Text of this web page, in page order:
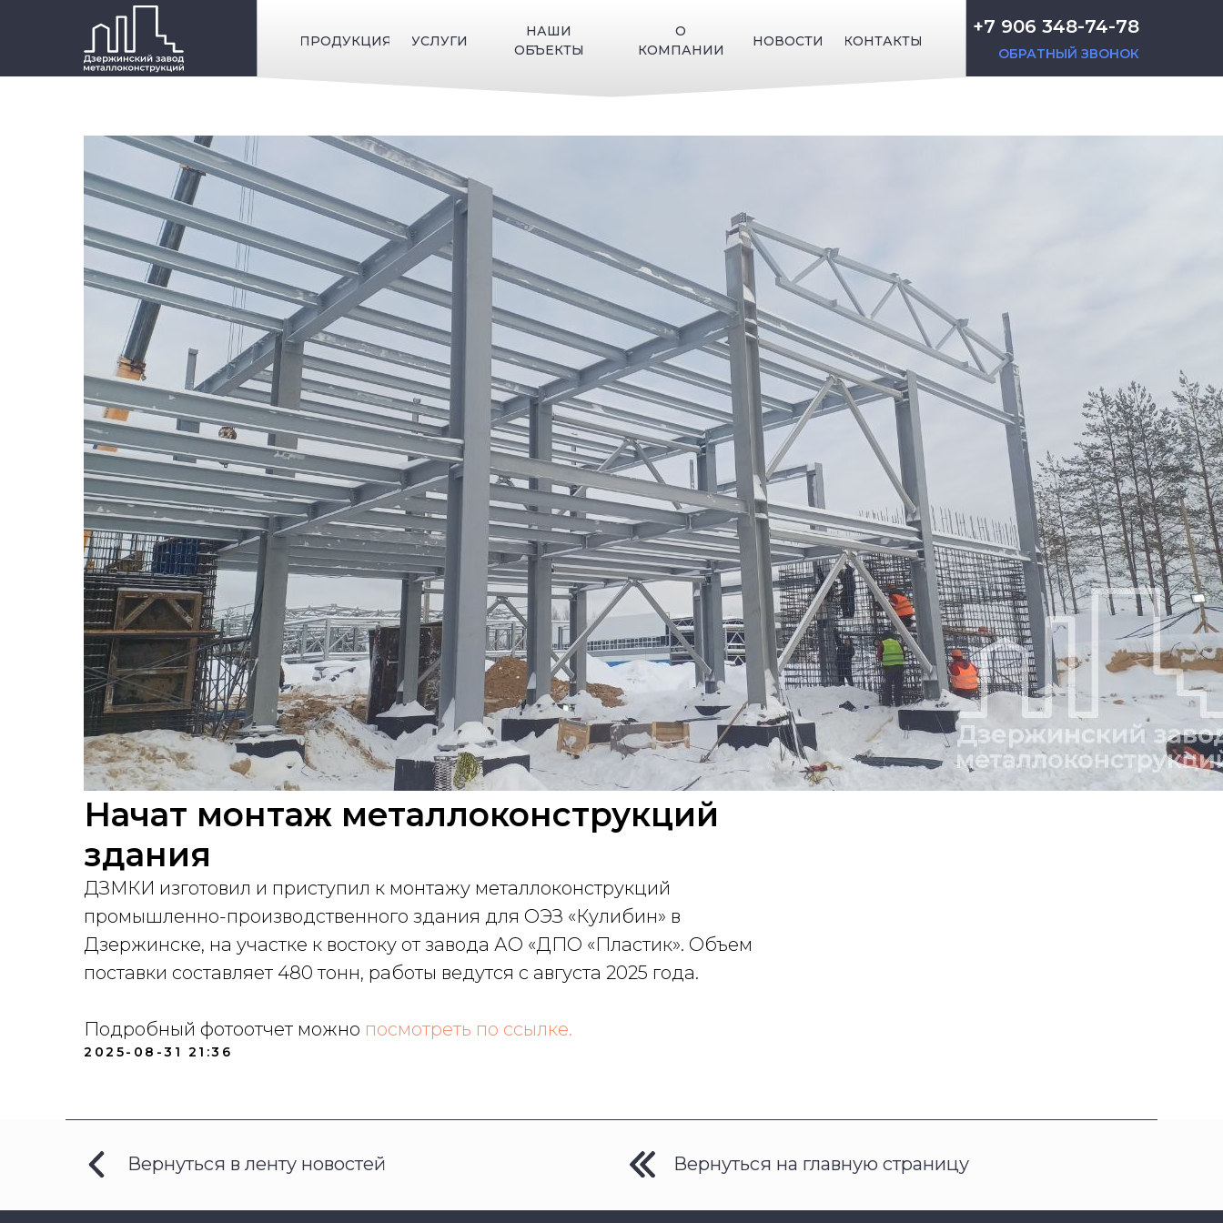
+7 906 348-74-78
ОБРАТНЫЙ ЗВОНОК
ПРОДУКЦИЯ
НАШИ
ОБЪЕКТЫ
О
КОМПАНИИ
НОВОСТИ КОНТАКТЫ
УСЛУГИ
Начат монтаж металлоконструкций
здания
ДЗМКИ изготовил и приступил к монтажу металлоконструкций
промышленно-производственного здания для ОЭЗ «Кулибин» в
Дзержинске, на участке к востоку от завода АО «ДПО «Пластик». Объем
поставки составляет 480 тонн, работы ведутся с августа 2025 года.
Подробный фотоотчет можно посмотреть по ссылке.
2025-08-31 21:36
Вернуться в ленту новостей Вернуться на главную страницу